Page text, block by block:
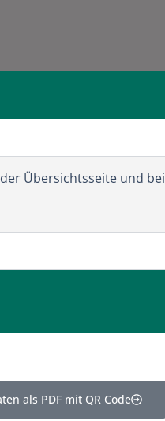
Übersichtsseite und bei
als PDF mit QR Code